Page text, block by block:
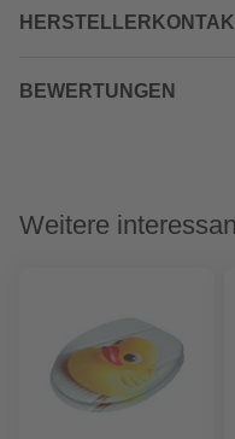
BEWERTUNGEN
Weitere